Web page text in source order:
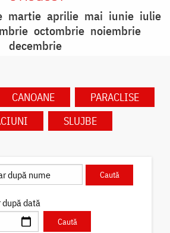
martie aprilie mai iunie iulie
octombrie noiembrie
decembrie
CANOANE
PARACLISE
SLUJBE
dată